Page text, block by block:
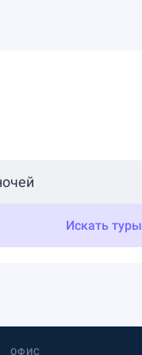
Искать туры
ОФИС